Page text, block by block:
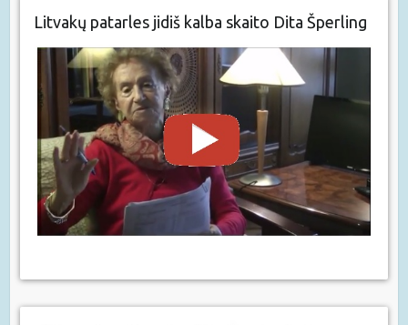
Litvakų patarles jidiš kalba skaito Dita Šperling